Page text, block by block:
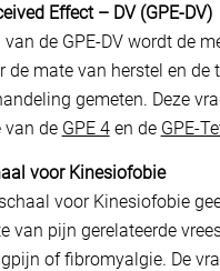
Effect – DV (GPE-DV)
de GPE-DV wordt de
de mate van herstel en de
gemeten. Deze
de GPE 4en de GPE-
voor Kinesiofobie
voor Kinesiofobie
van pijn gerelateerde
of fibromyalgie. De